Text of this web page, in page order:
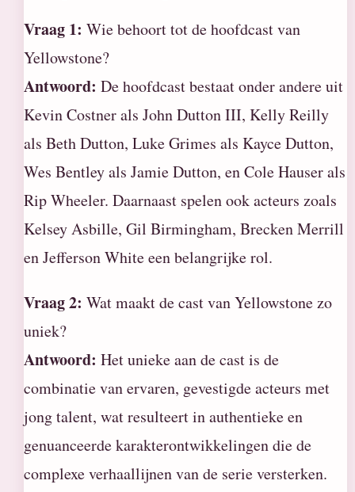
Vraag 1: Wie behoort tot de hoofdcast van
Yellowstone?
Antwoord: De hoofdcast bestaat onder andere uit
Kevin Costner als John Dutton III, Kelly Reilly
als Beth Dutton, Luke Grimes als Kayce Dutton,
Wes Bentley als Jamie Dutton, en Cole Hauser als
Rip Wheeler. Daarnaast spelen ook acteurs zoals
Kelsey Asbille, Gil Birmingham, Brecken Merrill
en Jefferson White een belangrijke rol.
Vraag 2: Wat maakt de cast van Yellowstone zo
uniek?
Antwoord: Het unieke aan de cast is de
combinatie van ervaren, gevestigde acteurs met
jong talent, wat resulteert in authentieke en
genuanceerde karakterontwikkelingen die de
complexe verhaallijnen van de serie versterken.